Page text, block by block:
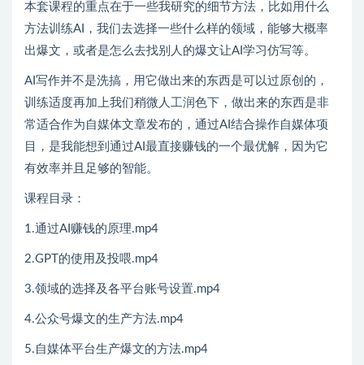
本套课程的重点在于一些我研究的细节方法，比如用什么
方法训练AI，我们去选择一些什么样的领域，能够大概率
出爆文，或者是怎么去找别人的爆文让AI学习仿写等。
AI写作并不是洗搞，用它做出来的东西是可以过原创的，
训练适度再加上我们稍微人工润色下，做出来的东西是非
常适合作为自媒体文章发布的，通过AI结合操作自媒体项
目，是我能想到通过AI最直接赚钱的一个最优解，因为它
有效率并且足够的智能。
课程目录：
1.通过AI赚钱的原理.mp4
2.GPT的使用及投喂.mp4
3.领域的选择及各平台账号设置.mp4
4.公众号爆文的生产方法.mp4
5.自媒体平台生产爆文的方法.mp4